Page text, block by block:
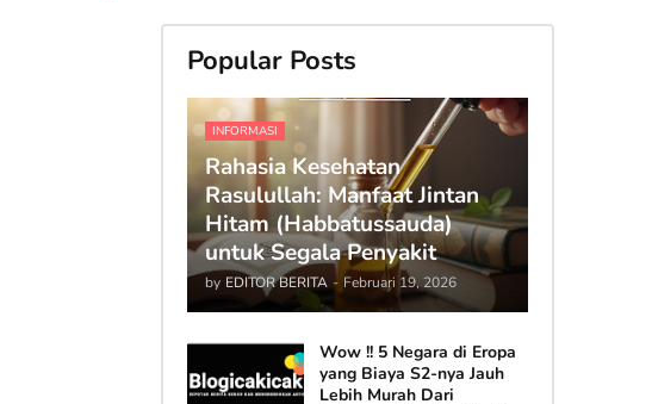
Popular Posts
INFORMASI
Rahasia Kesehatan
Rasulullah: Manfaat Jintan
Hitam (Habbatussauda)
untuk Segala Penyakit
by EDITOR BERITA - Februari 19, 2026
Wow !! 5 Negara di Eropa
yang Biaya S2-nya Jauh
Lebih Murah Dari